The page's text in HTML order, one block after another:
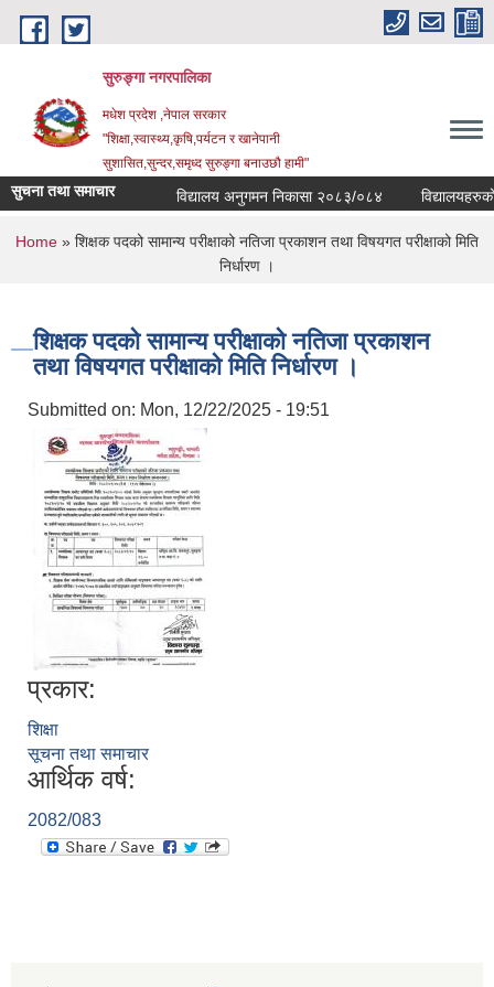
Skip to main content
सुरुङ्‍गा नगरपालिका
मधेश प्रदेश ,नेपाल सरकार
"शिक्षा,स्वास्थ्य,कृषि,पर्यटन र खानेपानी
सुशासित,सुन्दर,समृध्द सुरुङ्गा बनाउछौ हामी"
सुचना तथा समाचार विद्यालय अनुगमन निकासा २०८३/०८४ विद्यालयहरुको
You are here
Home » शिक्षक पदको सामान्य परीक्षाको नतिजा प्रकाशन तथा विषयगत परीक्षाको मिति
निर्धारण ।
शिक्षक पदको सामान्य परीक्षाको नतिजा प्रकाशन
तथा विषयगत परीक्षाको मिति निर्धारण ।
Submitted on: Mon, 12/22/2025 - 19:51
प्रकार:
शिक्षा
सूचना तथा समाचार
आर्थिक वर्ष:
2082/083